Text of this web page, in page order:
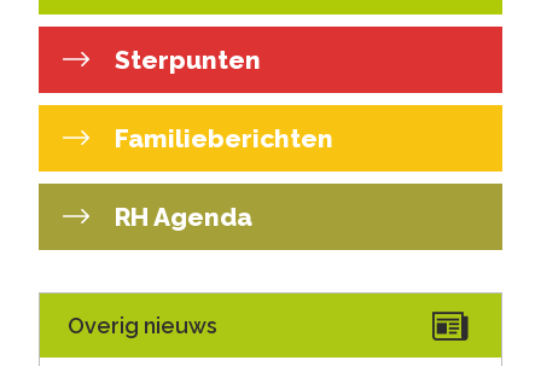
Sterpunten
Familieberichten
RH Agenda
Overig nieuws